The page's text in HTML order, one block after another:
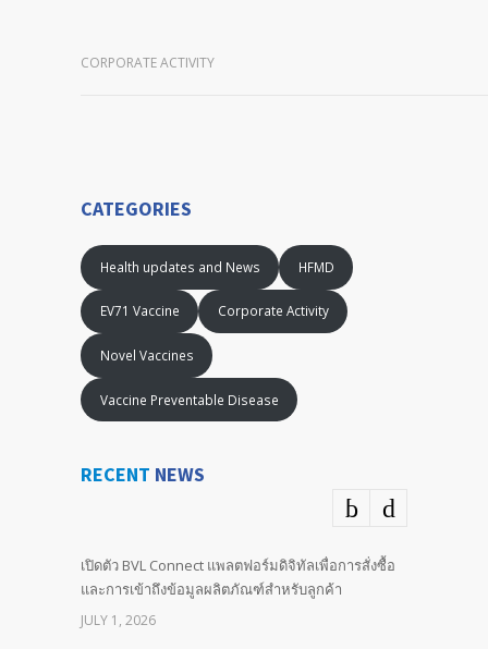
CORPORATE ACTIVITY
CATEGORIES
Health updates and News HFMD
EV71 Vaccine Corporate Activity
Novel Vaccines
Vaccine Preventable Disease
RECENT NEWS
เปิดตัว BVL Connect แพลตฟอร์มดิจิทัลเพื่อการสั่งซื้อ
และการเข้าถึงข้อมูลผลิตภัณฑ์สำหรับลูกค้า
JULY 1, 2026